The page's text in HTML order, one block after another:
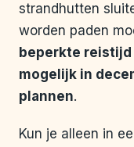
strandhutten
worden paden
beperkte reistijd
mogelijk in
plannen.
Kun je alleen in